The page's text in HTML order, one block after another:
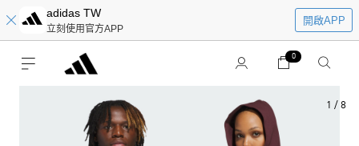
adidas TW
立刻使用官方APP
開啟APP
0
1 / 8